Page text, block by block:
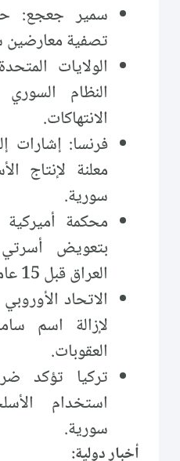
سمير جعجع:
تصفية معارضين
الولايات
النظام
الانتهاكات.
فرنسا: إشارات
معلنة لإنتاج
سورية.
محكمة أميركية
بتعويض
العراق قبل 15 عاماً.
الاتحاد
لإزالة اسم
العقوبات.
تركيا تؤكد
استخدام
سورية.
أخبار دولية: